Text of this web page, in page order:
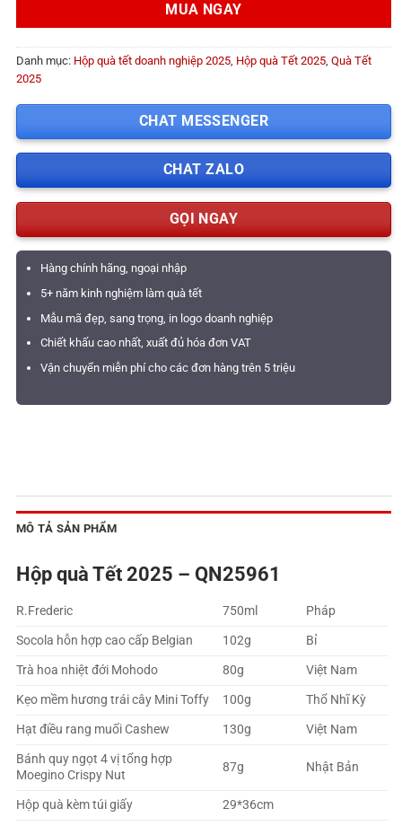
MUA NGAY
Danh mục: Hộp quà tết doanh nghiệp 2025 Hộp quà Tết 2025 Quà Tết
2025
CHAT MESSENGER
CHAT ZALO
GỌI NGAY
Hàng chính hãng, ngoại nhập
5+ năm kinh nghiệm làm quà tết
Mẫu mã đẹp, sang trọng, in logo doanh nghiệp
Chiết khấu cao nhất, xuất đủ hóa đơn VAT
Vận chuyển miễn phí cho các đơn hàng trên 5 triệu
MÔ TẢ SẢN PHẨM
Hộp quà Tết 2025 – QN25961
R.Frederic 750ml
Pháp
Socola hỗn hợp cao cấp Belgian
102g
Bỉ
Trà hoa nhiệt đới Mohodo
80g
Việt Nam
Kẹo mềm hương trái cây Mini Toffy
100g
Thổ Nhĩ Kỳ
Hạt điều rang muối Cashew
130g
Việt Nam
Bánh quy ngọt 4 vị tổng hợp
Moegino Crispy Nut
87g Nhật Bản
Hộp quà kèm túi giấy 29*36cm